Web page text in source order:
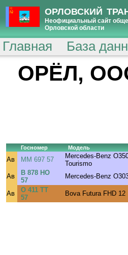
ОРЛОВСКИЙ
Неофициальный сайт
Орловской области
Главная База
ОРЁЛ,
Госномер Модель
Ав ММ 697 57
Mercedes-Benz
Tourismo
Ав
В 878 НО
57
Mercedes-Benz
Ав
О 411 ТТ
57
Bova Futura FHD 12